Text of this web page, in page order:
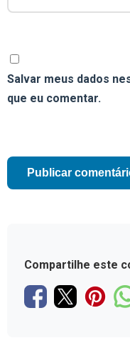
Salvar meus dados
que eu comentar.
Compartilhe este